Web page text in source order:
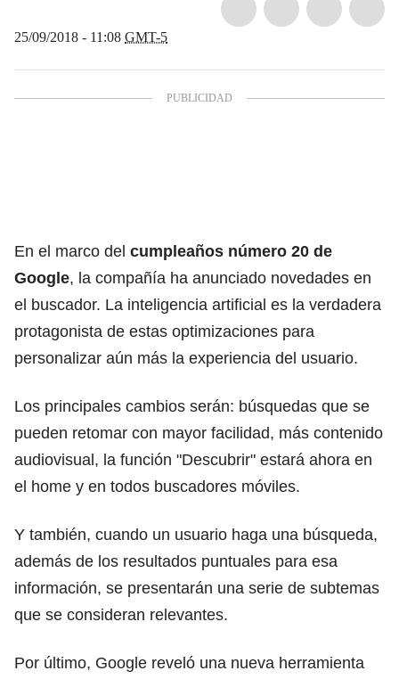
25/09/2018 - 11:08 GMT-5
En el marco del cumpleaños número 20 de
Google, la compañía ha anunciado novedades en
el buscador. La inteligencia artificial es la verdadera
protagonista de estas optimizaciones para
personalizar aún más la experiencia del usuario.
Los principales cambios serán: búsquedas que se
pueden retomar con mayor facilidad, más contenido
audiovisual, la función "Descubrir" estará ahora en
el home y en todos buscadores móviles.
Y también, cuando un usuario haga una búsqueda,
además de los resultados puntuales para esa
información, se presentarán una serie de subtemas
que se consideran relevantes.
Por último, Google reveló una nueva herramienta